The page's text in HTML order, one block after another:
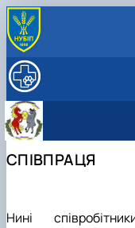
ПРО КАФЕДРУ
Галерея
Галерея
НАУКА
СКЛАД КАФЕДРИ
СПІВПРАЦЯ
СПІВПРАЦЯ
Нині